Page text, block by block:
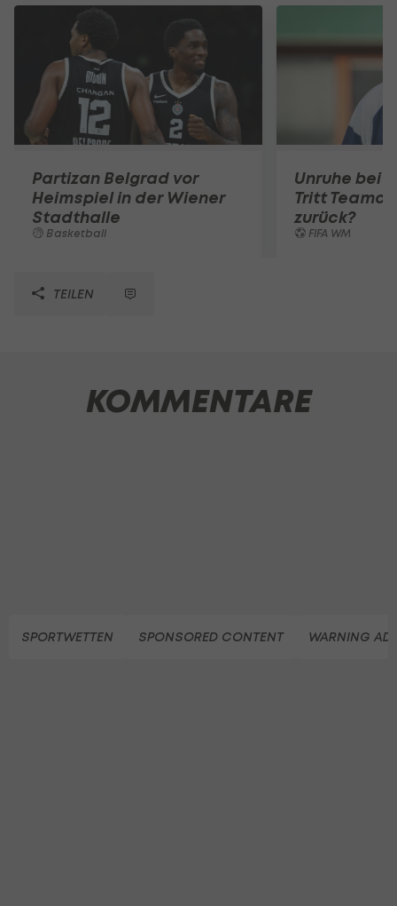
Partizan Belgrad vor
Heimspiel in der Wiener
Stadthalle
Basketball
Unruhe bei
Tritt
zurück?
FIFA WM
TEILEN
KOMMENTARE
SPORTWETTEN SPONSORED CONTENT WARNING